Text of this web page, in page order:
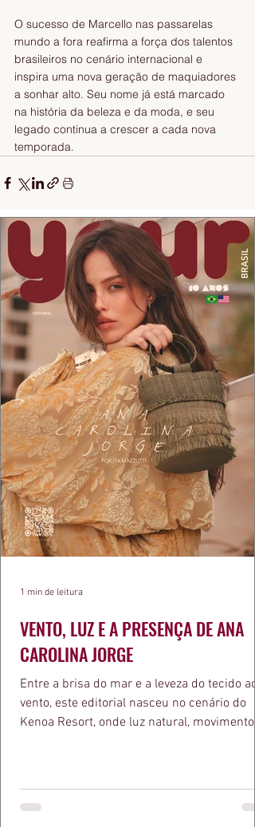
O sucesso de Marcello nas passarelas
mundo a fora reafirma a força dos talentos
brasileiros no cenário internacional e
inspira uma nova geração de maquiadores
a sonhar alto. Seu nome já está marcado
na história da beleza e da moda, e seu
legado continua a crescer a cada nova
temporada.
VENTO, LUZ E A PRESENÇA DE ANA
CAROLINA JORGE
Entre a brisa do mar e a leveza do tecido ao
vento, este editorial nasceu no cenário do
Kenoa Resort, onde luz natural, movimento e
1 min de leitura